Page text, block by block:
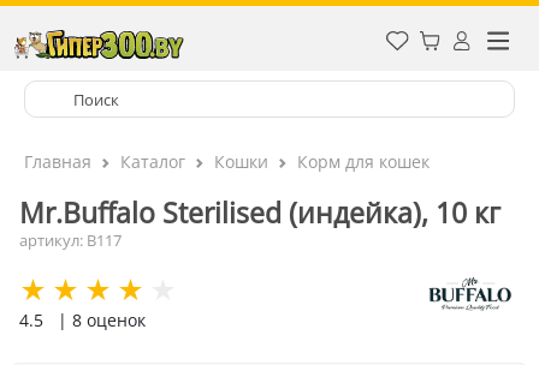
Главная Каталог Кошки Корм для кошек
Mr.Buffalo Sterilised (индейка), 10 кг
артикул: B117
4.5 | 8 оценок